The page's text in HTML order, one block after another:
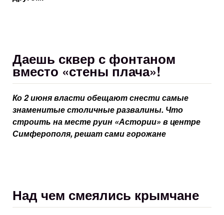
Даешь сквер с фонтаном
вместо «стены плача»!
Ко 2 июня власти обещают снести самые
знаменитые столичные развалины. Что
строить на месте руин «Астории» в центре
Симферополя, решат сами горожане
Над чем смеялись крымчане